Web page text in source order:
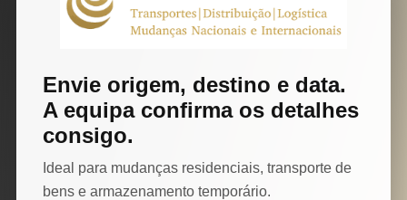
Envie origem, destino e data.
A equipa confirma os detalhes
consigo.
Ideal para mudanças residenciais, transporte de
bens e armazenamento temporário.